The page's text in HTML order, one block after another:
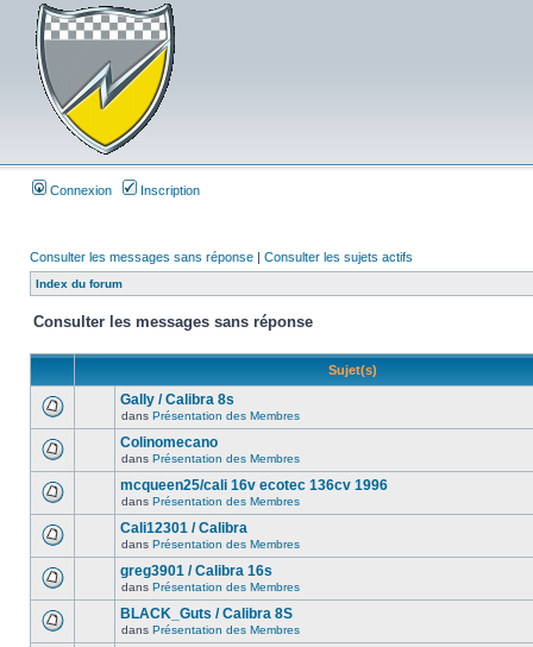
Connexion Inscription
Consulter les messages sans réponse | Consulter les sujets actifs
Index du forum
Consulter les messages sans réponse
Sujet(s)
Gally / Calibra 8s
dans Présentation des Membres
Colinomecano
dans Présentation des Membres
mcqueen25/cali 16v ecotec 136cv 1996
dans Présentation des Membres
Cali12301 / Calibra
dans Présentation des Membres
greg3901 / Calibra 16s
dans Présentation des Membres
BLACK_Guts / Calibra 8S
dans Présentation des Membres